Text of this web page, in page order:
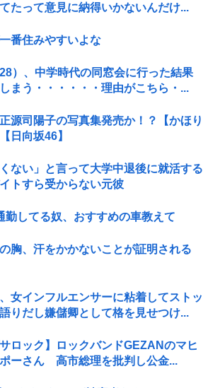
たって意見に納得いかないんだけ...
番住みやすいよな
）、中学時代の同窓会に行った結果
まう・・・・・・理由がこちら・...
源司陽子の写真集発売か！？【かほり
日向坂46】
ない」と言って大学中退後に就活する
トすら受からない元彼
勤してる奴、おすすめの車教えて
胸、汗をかかないことが証明される
女インフルエンサーに粘着してストッ
りだし嫌儲卿として格を見せつけ...
ロック】ロックバンドGEZANのマヒ
ポーさん 高市総理を批判し公金...